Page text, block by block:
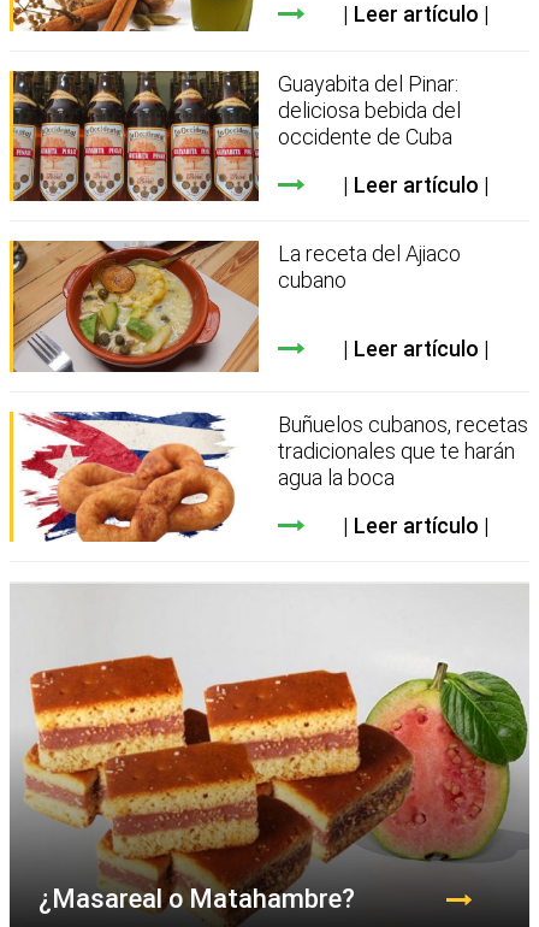
Leer artículo
Guayabita del Pinar:
deliciosa bebida del
occidente de Cuba
Leer artículo
La receta del Ajiaco
cubano
Leer artículo
Buñuelos cubanos, recetas
tradicionales que te harán
agua la boca
Leer artículo
¿Masareal o Matahambre?